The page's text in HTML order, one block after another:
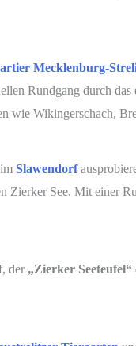
Mecklenburg-
Rundgang durch
wie Wikingerschach,
Slawendorf
See. Mit einer
der „Zierker Seeteufel“